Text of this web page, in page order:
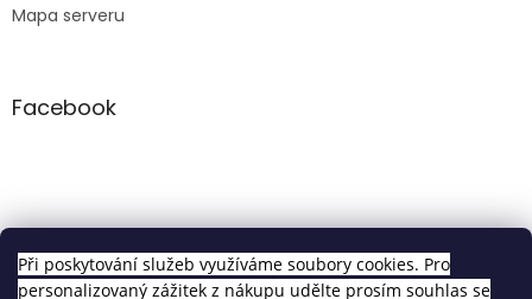
Při poskytování služeb využíváme soubory cookies. Pro
personalizovaný zážitek z nákupu udělte prosím souhlas se
Mapa serveru
Facebook
Clip in sety